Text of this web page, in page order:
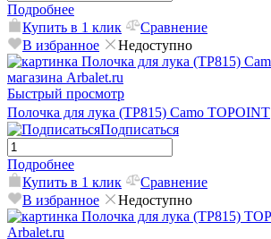
Подробнее
Купить в 1 клик
Сравнение
В избранное
Недоступно
Быстрый просмотр
Полочка для лука (TP815) Camo TOPOINT
Подписаться
Подробнее
Купить в 1 клик
Сравнение
В избранное
Недоступно